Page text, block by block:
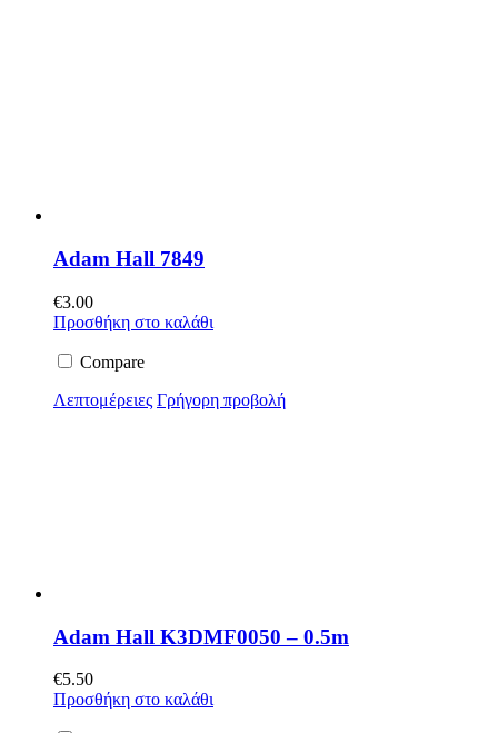
Adam Hall 7849
€3.00
Προσθήκη στο καλάθι
Compare
Λεπτομέρειες Γρήγορη προβολή
Adam Hall K3DMF0050 – 0.5m
€5.50
Προσθήκη στο καλάθι